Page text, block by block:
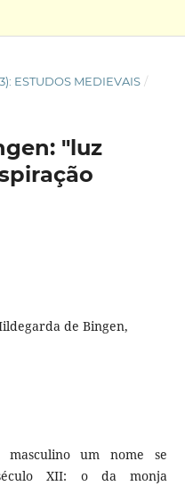
ESTUDOS MEDIEVAIS /
"luz
de Bingen,
masculino um nome se
XII: o da monja